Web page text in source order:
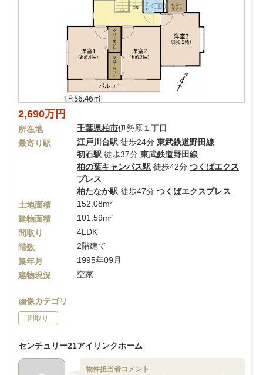
2,690万円
所在地 千葉県柏市伊勢原１丁目
最寄り駅
江戸川台駅 徒歩24分 東武鉄道野田線
初石駅 徒歩37分 東武鉄道野田線
柏の葉キャンパス駅 徒歩42分 つくばエクス
プレス
柏たなか駅 徒歩47分 つくばエクスプレス
土地面積
152.08m²
建物面積
101.59m²
間取り
4LDK
階数
2階建て
築年月
1995年09月
建物現況
空家
画像カテゴリ
間取り
センチュリー21アイリンクホーム
物件担当者コメント